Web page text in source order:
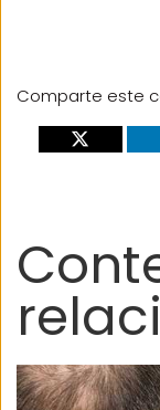
Comparte este